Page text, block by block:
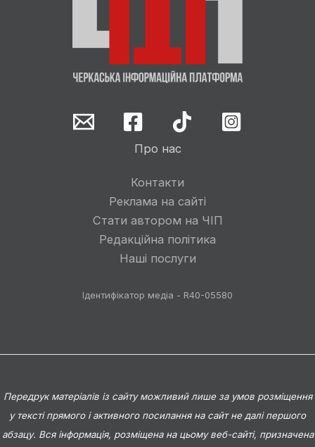
Про нас
Контакти
Реклама на сайті
Стати автором на ЧІП
Редакційна політика
Наші послуги
Ідентифікатор медіа - R40-05580
Передрук матеріалів із сайту можливий лише за умов розміщення
у тексті прямого і активного посилання на сайт не далі першого
абзацу. Вся інформація, розміщена на цьому веб-сайті, призначена